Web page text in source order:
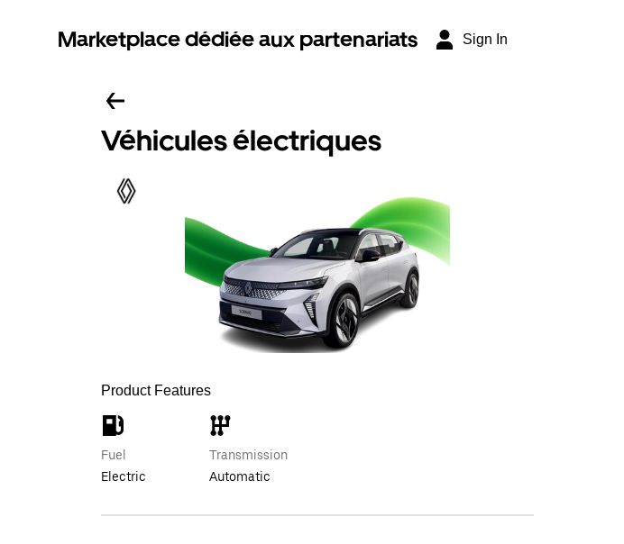
Marketplace dédiée aux partenariats Sign In
Véhicules électriques
Product Features
Fuel
Electric
Transmission
Automatic